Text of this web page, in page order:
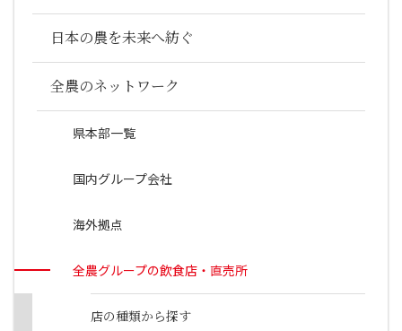
日本の農を未来へ紡ぐ
全農のネットワーク
県本部一覧
国内グループ会社
海外拠点
全農グループの飲食店・直売所
店の種類から探す